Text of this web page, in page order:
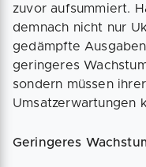
zuvor aufsummiert.
demnach nicht nur
gedämpfte
geringeres
sondern müssen
Umsatzerwartungen
Geringeres